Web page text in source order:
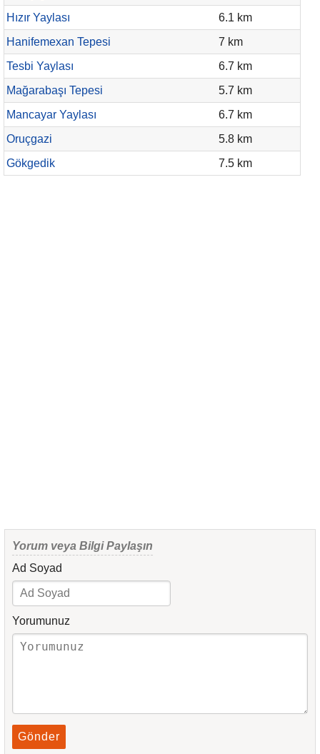
Hızır Yaylası
6.1 km
Hanifemexan Tepesi
7 km
Tesbi Yaylası
6.7 km
Mağarabaşı Tepesi
5.7 km
Mancayar Yaylası
6.7 km
Oruçgazi
5.8 km
Gökgedik
7.5 km
Yorum veya Bilgi Paylaşın
Ad Soyad
Yorumunuz
Gönder